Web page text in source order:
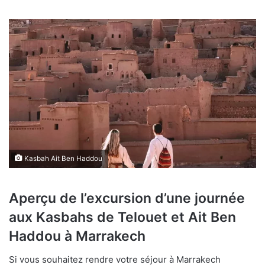
Kasbah Ait Ben Haddou
Aperçu de l’excursion d’une journée
aux Kasbahs de Telouet et Ait Ben
Haddou à Marrakech
Si vous souhaitez rendre votre séjour à Marrakech